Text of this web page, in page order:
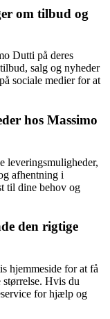
om tilbud og
Dutti på deres
salg og nyheder
sociale medier for at
hos Massimo
leveringsmuligheder,
afhentning i
til dine behov og
den rigtige
hjemmeside for at få
Hvis du
for hjælp og